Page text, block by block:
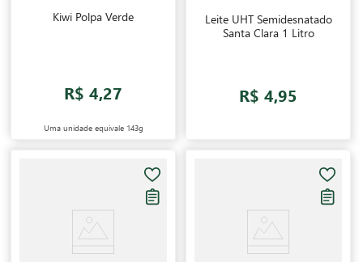
Kiwi Polpa Verde
R$ 4,27
Uma unidade equivale 143g
Leite UHT Semidesnatado
Santa Clara 1 Litro
R$ 4,95